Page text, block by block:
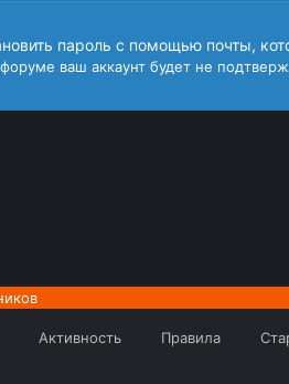
пароль с помощью почты,
ваш аккаунт будет не
Активность Правила